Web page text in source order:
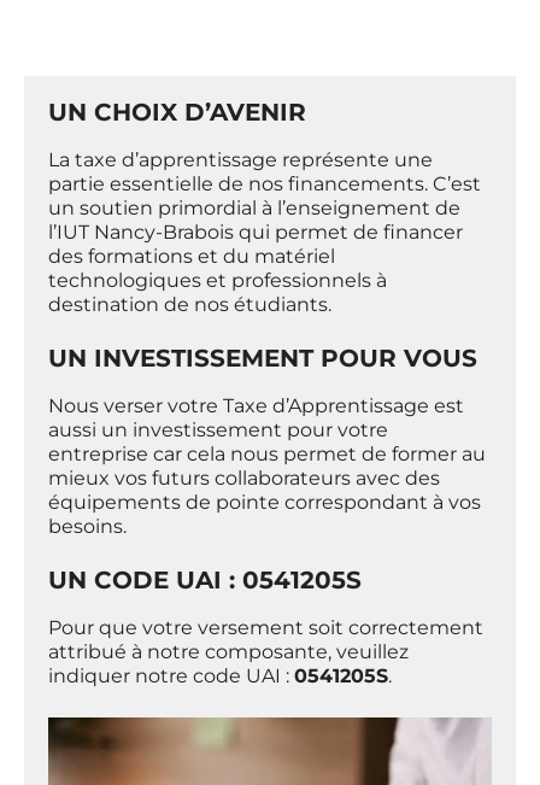
UN CHOIX D’AVENIR
La taxe d’apprentissage représente une
partie essentielle de nos financements. C’est
un soutien primordial à l’enseignement de
l’IUT Nancy-Brabois qui permet de financer
des formations et du matériel
technologiques et professionnels à
destination de nos étudiants.
UN INVESTISSEMENT POUR VOUS
Nous verser votre Taxe d’Apprentissage est
aussi un investissement pour votre
entreprise car cela nous permet de former au
mieux vos futurs collaborateurs avec des
équipements de pointe correspondant à vos
besoins.
UN CODE UAI : 0541205S
Pour que votre versement soit correctement
attribué à notre composante, veuillez
indiquer notre code UAI : 0541205S.